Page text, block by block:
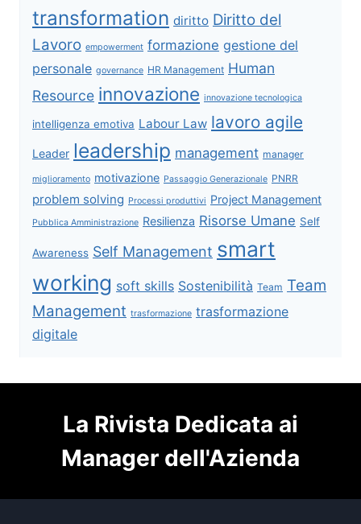
transformation diritto Diritto del
Lavoro empowerment formazione gestione del
personale governance HR Management Human
Resource innovazione innovazione tecnologica
intelligenza emotiva Labour Law lavoro agile
Leader leadership management manager
miglioramento motivazione Passaggio Generazionale PNRR
problem solving Processi produttivi Project Management
Pubblica Amministrazione Resilienza Risorse Umane Self
Awareness Self Management smart
working soft skills Sostenibilità Team Team
Management trasformazione trasformazione
digitale
La Rivista Dedicata ai
Manager dell'Azienda